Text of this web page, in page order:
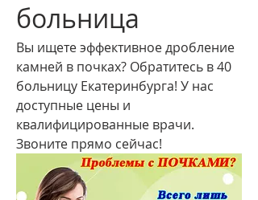
больница
Вы ищете эффективное дробление
камней в почках? Обратитесь в 40
больницу Екатеринбурга! У нас
доступные цены и
квалифицированные врачи.
Звоните прямо сейчас!